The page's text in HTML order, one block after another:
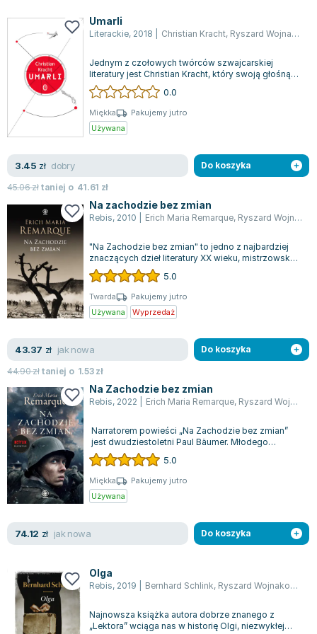
Książki o naukach politycznych dla studentów
Książki do nauk przyrodniczych dla studentów
Książki do nauk społecznych dla studentów
Książki do nauk ścisłych dla studentów
Prawo - książki dla studentów
Technologia żywności - książki
Zarządzanie i marketing - książki
Podręczniki dla nauczycieli - metodyka
Repetytoria, testy i materiały pomocnicze
Bolesław Prus
Clive Cussler
Wanda Chotomska
Józef Ignacy Kraszewski
Clive Staples Lewis
Martyna Wojciechowska
Melissa De la Cruz
Jaś Kapela
Agatha Christie
Witold Gadowski
Jan Pietrzak
Marcin Kowalczyk
Piotr Zychowicz
Joanna Jabłczyńska
Piotr Kościelny
Jan Piński
Agata Passent
Michel Moran
Maciej Orłoś
Jo Nesbo
Katarzyna Miller
Antoine de Saint Exupery
Lew Tołstoj
Mark Twain
Marcin Meller
ks. Piotr Pawlukiewicz
Piotr Latocha
Michael Scott
Piotr Semka
Jarosław Iwaszkiewicz
Umarli
Literackie, 2018 Christian Kracht, Ryszard Wojnakowski
Jednym z czołowych twórców szwajcarskiej
literatury jest Christian Kracht, który swoją głośną
powieścią "Umarli" przenosi nas w ep...
0.0
Miękka
Pakujemy jutro
Używana
3.45 zł dobry
45.06złtaniej o 41.61 zł
Do koszyka
Na zachodzie bez zmian
Rebis, 2010 Erich Maria Remarque, Ryszard Wojnakowski
"Na Zachodzie bez zmian" to jedno z najbardziej
znaczących dzieł literatury XX wieku, mistrzowsko
przetłumaczone przez Ryszarda Wo...
5.0
Twarda
Pakujemy jutro
Używana
Wyprzedaż
43.37 zł jak nowa
44.90złtaniej o 1.53zł
Do koszyka
Na Zachodzie bez zmian
Rebis, 2022 Erich Maria Remarque, Ryszard Wojnakowski
Narratorem powieści „Na Zachodzie bez zmian”
jest dwudziestoletni Paul Bäumer. Młodego
chłopaka cechuje ogromna wrażliwość na ot...
5.0
Miękka
Pakujemy jutro
Używana
74.12 zł jak nowa Do koszyka
Olga
Rebis, 2019 Bernhard Schlink, Ryszard Wojnakowski
Najnowsza książka autora dobrze znanego z
„Lektora” wciąga nas w historię Olgi, niezwykłej